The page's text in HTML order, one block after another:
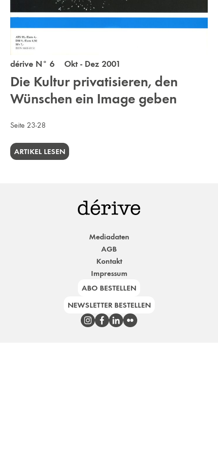
dérive N° 6 Okt - Dez 2001
Die Kultur privatisieren, den
Wünschen ein Image geben
Seite 23-28
ARTIKEL LESEN
Mediadaten
AGB
Kontakt
Impressum
ABO BESTELLEN
NEWSLETTER BESTELLEN